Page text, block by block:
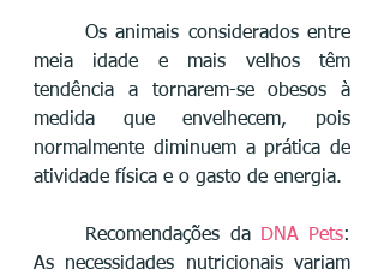
meia idade e mais velhos têm
tendência a tornarem-se obesos à
medida que envelhecem, pois
normalmente diminuem a prática de
atividade física e o gasto de energia.
	Recomendações da
DNA Pets:
As necessidades nutricionais variam